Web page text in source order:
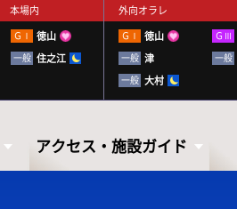
本場内 外向オラレ
ＧⅠ 徳山
一般 住之江
ＧⅠ 徳山 ＧⅢ
一般 津 一般
一般 大村
アクセス・施設ガイド